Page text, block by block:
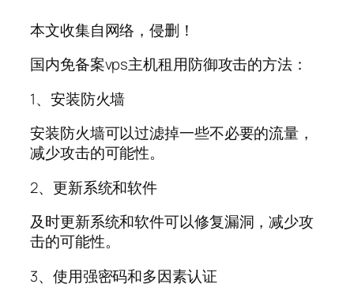
本文收集自网络，侵删！
国内免备案vps主机租用防御攻击的方法：
1、安装防火墙
安装防火墙可以过滤掉一些不必要的流量，
减少攻击的可能性。
2、更新系统和软件
及时更新系统和软件可以修复漏洞，减少攻
击的可能性。
3、使用强密码和多因素认证